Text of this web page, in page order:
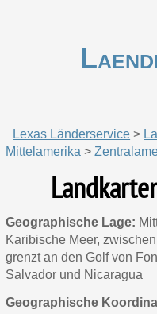
Lexas Länderservice >
Mittelamerika >
Geographische Lage:
Karibische Meer,
grenzt an den Golf von
Salvador und Nicaragua
Geographische